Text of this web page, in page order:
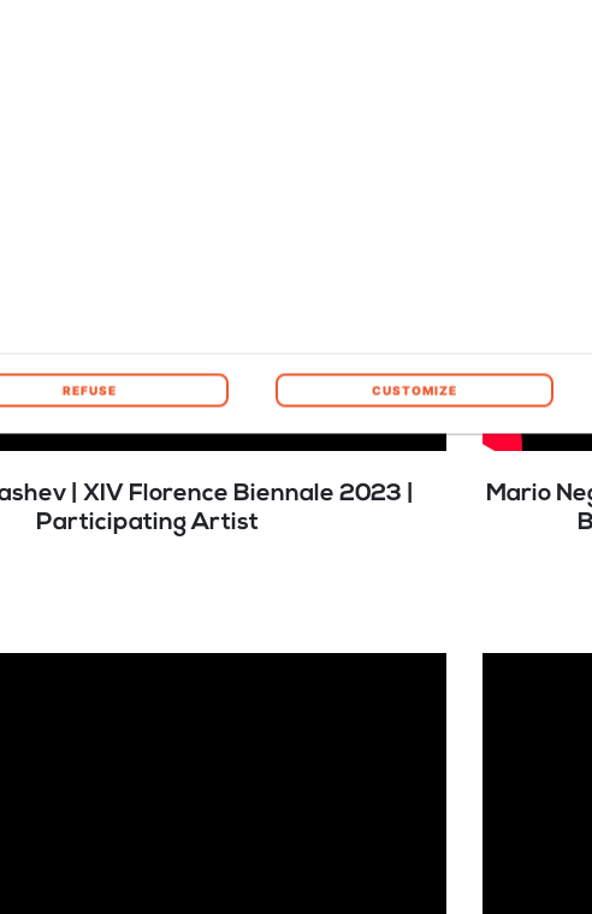
| XIV Florence Biennale 2023 |
Participating Artist
Mario
REFUSE CUSTOMIZE